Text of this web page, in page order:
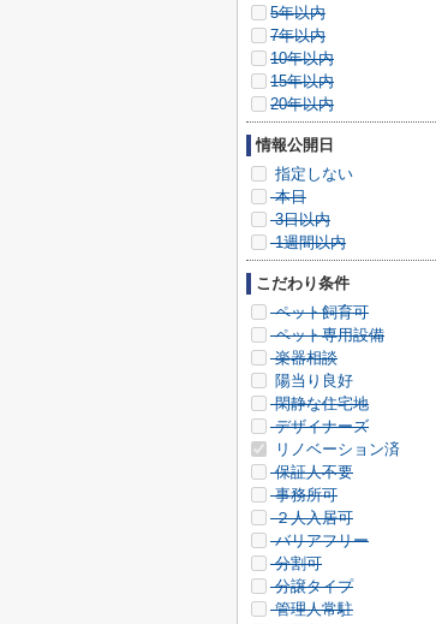
5年以内
7年以内
10年以内
15年以内
20年以内
情報公開日
指定しない
本日
3日以内
1週間以内
こだわり条件
ペット飼育可
ペット専用設備
楽器相談
陽当り良好
閑静な住宅地
デザイナーズ
リノベーション済
保証人不要
事務所可
２人入居可
バリアフリー
分割可
分譲タイプ
管理人常駐